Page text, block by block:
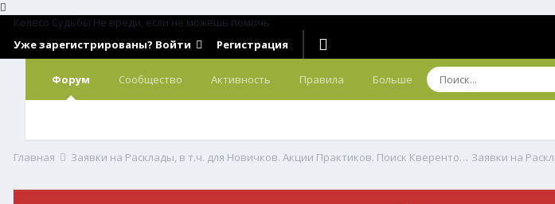
Колесо Судьбы Не вреди, если не можешь помочь
Уже зарегистрированы? Войти
Регистрация
Форум Сообщество Активность Правила Больше
Главная Заявки на Расклады, в т.ч. для Новичков. Акции Практиков. Поиск Кверентов и Пары. Заявки на